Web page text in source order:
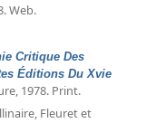
Web.
Critique Des
Éditions Du Xvie
1978. Print.
Fleuret et